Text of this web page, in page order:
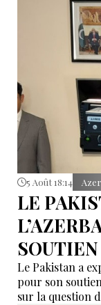
5 Août 18:14
LE
Le Pakistan a
pour son
sur la question